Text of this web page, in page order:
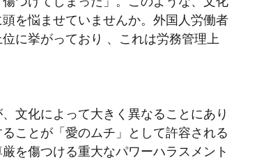
解く外国人雇用 企業内転勤２号 インドネシア人材
を悩ませていませんか。外国人労働者
に挙がっており 、これは労務管理上
文化によって大きく異なることにあり
ことが「愛のムチ」として許容される
を傷つける重大なパワーハラスメント